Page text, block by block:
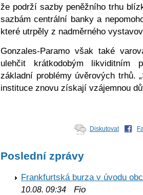
že podrží sazby peněžního trhu
sazbám centrální banky a
které utrpěly z nadměrného
Gonzales-Paramo však také
ulehčit krátkodobým likviditním
základní problémy úvěrových trhů.
instituce znovu získají vzájemnou
Diskutovat
Poslední zprávy
Frankfurtská burza v úvodu
10.08. 09:34 Fio